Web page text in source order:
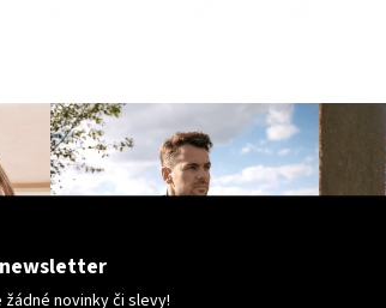
novinky či slevy!